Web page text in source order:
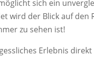
sich ein
wird der Blick auf den
zu sehen ist!
Erlebnis direkt